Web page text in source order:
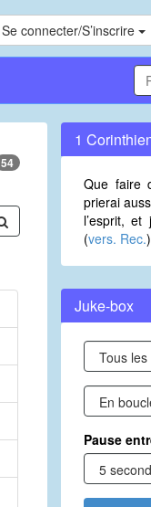
Se connecter/S’inscrire
54
1
Que faire
prierai
l’esprit, et
(vers. Rec.)
Juke-box
Pause